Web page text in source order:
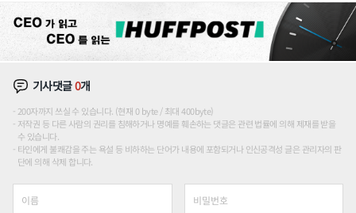
기사댓글0개
200자까지 쓰실 수 있습니다. (현재 0 byte / 최대 400byte)
저작권 등 다른 사람의 권리를 침해하거나 명예를 훼손하는 댓글은 관련 법률에 의해 제재를 받을
수 있습니다.
타인에게 불쾌감을 주는 욕설 등 비하하는 단어가 내용에 포함되거나 인신공격성 글은 관리자의 판
단에 의해 삭제 합니다.